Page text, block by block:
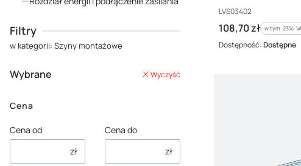
Filtry
w kategorii: Szyny montażowe
Wybrane Wyczyść
Cena
Cena od
zł
Cena do
zł
Kod producenta
LVS03402
Cena brutto
108,70 zł w tym %s VAT
w tym 23%
Dostępność:Dostępne